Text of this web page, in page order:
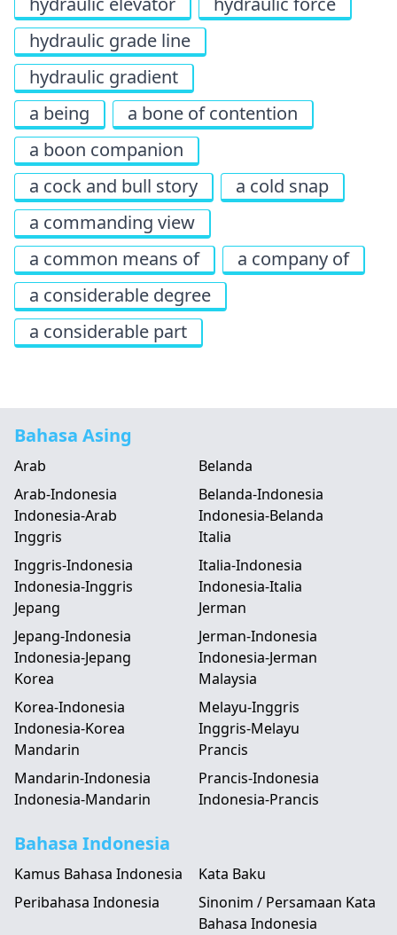
hydraulic grade line
hydraulic gradient
a being
a bone of contention
a boon companion
a cock and bull story
a cold snap
a commanding view
a common means of
a company of
a considerable degree
a considerable part
Bahasa Asing
Arab
Arab-Indonesia
Indonesia-Arab
Belanda
Belanda-Indonesia
Indonesia-Belanda
Inggris
Inggris-Indonesia
Indonesia-Inggris
Italia
Italia-Indonesia
Indonesia-Italia
Jepang
Jepang-Indonesia
Indonesia-Jepang
Jerman
Jerman-Indonesia
Indonesia-Jerman
Korea
Korea-Indonesia
Indonesia-Korea
Malaysia
Melayu-Inggris
Inggris-Melayu
Mandarin
Mandarin-Indonesia
Indonesia-Mandarin
Prancis
Prancis-Indonesia
Indonesia-Prancis
Bahasa Indonesia
Kamus Bahasa Indonesia
Kata Baku
Peribahasa Indonesia
Sinonim / Persamaan Kata
Bahasa Indonesia